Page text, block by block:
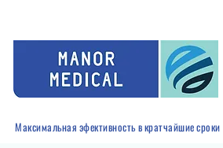
Максимальная эфективность в кратчайшие сроки